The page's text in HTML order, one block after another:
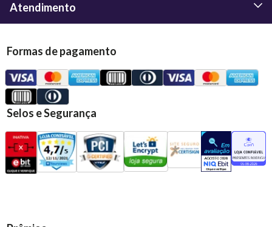
Atendimento
Formas de pagamento
Selos e Segurança